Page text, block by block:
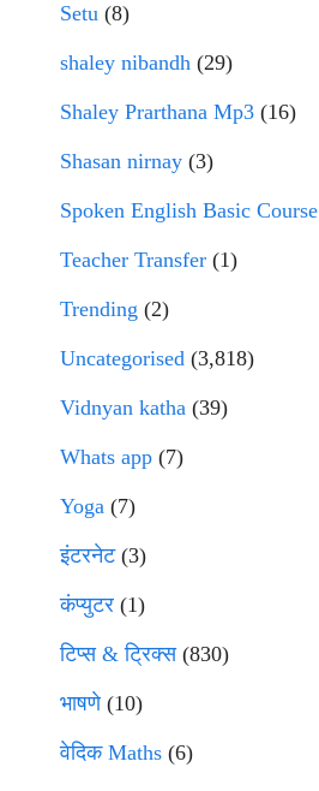
Setu (8)
shaley nibandh (29)
Shaley Prarthana Mp3 (16)
Shasan nirnay (3)
Spoken English Basic Course
Teacher Transfer (1)
Trending (2)
Uncategorised (3,818)
Vidnyan katha (39)
Whats app (7)
Yoga (7)
इंटरनेट(3)
कंप्युटर (1)
टिप्स & ट्रिक्स(830)
भाषणे(10)
वेदिक Maths (6)